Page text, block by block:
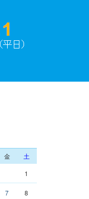
金
土
1
7 8